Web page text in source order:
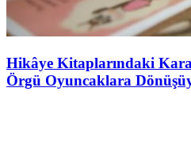
Hikâye Kitaplarındaki
Örgü Oyuncaklara